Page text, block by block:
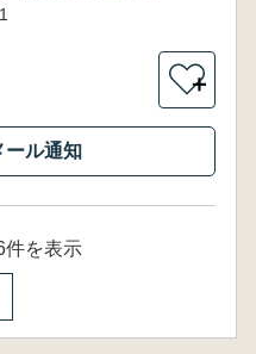
＋
ール通知
件を表示